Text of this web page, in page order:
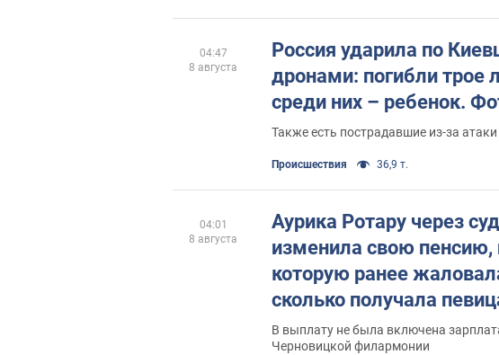
Россия ударила по
дронами: погибли трое
среди них – ребенок.
Также есть пострадавшие из-за атаки
Происшествия 36,9 т.
04:47
8 августа
Аурика Ротару через суд
изменила свою пенсию,
которую ранее
сколько получала
В выплату не была включена
Черновицкой филармонии
04:01
8 августа